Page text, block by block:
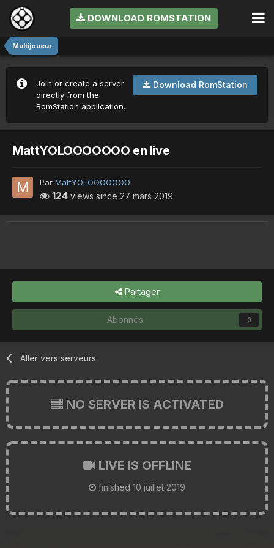
DOWNLOAD ROMSTATION
Multijoueur
Download RomStation
Join or create a server
directly from the
RomStation application.
MattYOLOOOOOOO en live
Par MattYOLOOOOOOO
124 views since 27 mars 2019
Partager
Abonnés 0
Aller vers serveurs
NO SERVER IS ACTIVATED
LIVE IS OFFLINE
finished 10 juillet 2019